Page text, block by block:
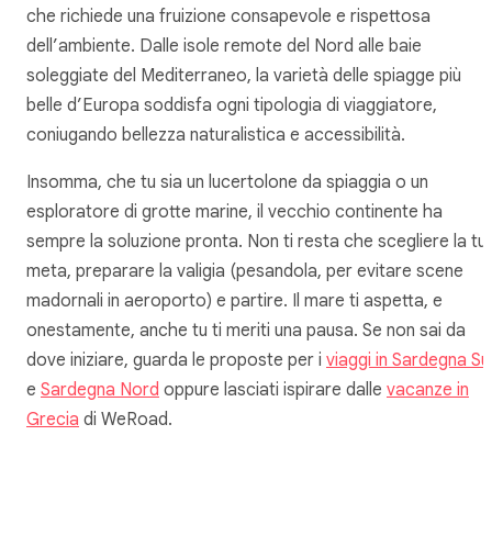
che richiede una fruizione consapevole e rispettosa
dell’ambiente. Dalle isole remote del Nord alle baie
soleggiate del Mediterraneo, la varietà delle spiagge più
belle d’Europa soddisfa ogni tipologia di viaggiatore,
coniugando bellezza naturalistica e accessibilità.
Insomma, che tu sia un lucertolone da spiaggia o un
esploratore di grotte marine, il vecchio continente ha
sempre la soluzione pronta. Non ti resta che scegliere la
meta, preparare la valigia (pesandola, per evitare scene
madornali in aeroporto) e partire. Il mare ti aspetta, e
onestamente, anche tu ti meriti una pausa. Se non sai da
dove iniziare, guarda le proposte per i viaggi in Sardegna
e Sardegna Nord oppure lasciati ispirare dalle vacanze in
Grecia di WeRoad.